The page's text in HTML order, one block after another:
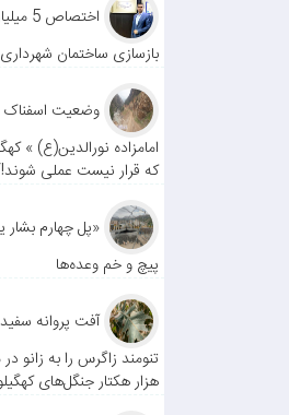
بازسازی ساختمان
وضعیت اسفناک
امامزاده نورالدین(ع) »
که قرار نیست عملی
«پل چهارم
پیچ و خم وعده‌ها
آفت پروانه
هزار هکتار جنگل‌های